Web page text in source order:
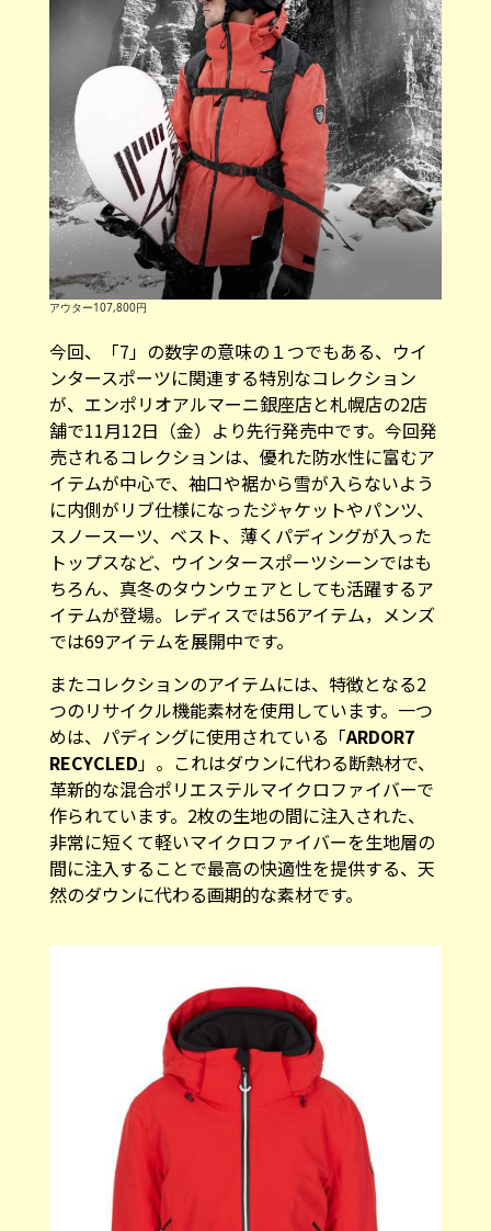
アウター107,800円
今回、「7」の数字の意味の１つでもある、ウイ
ンタースポーツに関連する特別なコレクション
が、エンポリオアルマーニ銀座店と札幌店の2店
舗で11月12日（金）より先行発売中です。今回発
売されるコレクションは、優れた防水性に富むア
イテムが中心で、袖口や裾から雪が入らないよう
に内側がリブ仕様になったジャケットやパンツ、
スノースーツ、ベスト、薄くパディングが入った
トップスなど、ウインタースポーツシーンではも
ちろん、真冬のタウンウェアとしても活躍するア
イテムが登場。レディスでは56アイテム，メンズ
では69アイテムを展開中です。
またコレクションのアイテムには、特徴となる2
つのリサイクル機能素材を使用しています。一つ
めは、パディングに使用されている「ARDOR7
RECYCLED」。これはダウンに代わる断熱材で、
革新的な混合ポリエステルマイクロファイバーで
作られています。2枚の生地の間に注入された、
非常に短くて軽いマイクロファイバーを生地層の
間に注入することで最高の快適性を提供する、天
然のダウンに代わる画期的な素材です。